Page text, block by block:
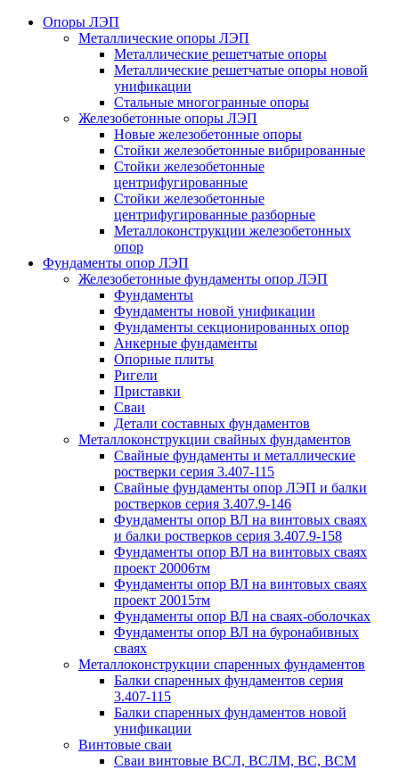
Опоры ЛЭП
Металлические опоры ЛЭП
Металлические решетчатые опоры
Металлические решетчатые опоры новой
унификации
Стальные многогранные опоры
Железобетонные опоры ЛЭП
Новые железобетонные опоры
Стойки железобетонные вибрированные
Стойки железобетонные
центрифугированные
Стойки железобетонные
центрифугированные разборные
Металлоконструкции железобетонных
опор
Фундаменты опор ЛЭП
Железобетонные фундаменты опор ЛЭП
Фундаменты
Фундаменты новой унификации
Фундаменты секционированных опор
Анкерные фундаменты
Опорные плиты
Ригели
Приставки
Сваи
Детали составных фундаментов
Металлоконструкции свайных фундаментов
Свайные фундаменты и металлические
ростверки серия 3.407-115
Свайные фундаменты опор ЛЭП и балки
ростверков серия 3.407.9-146
Фундаменты опор ВЛ на винтовых сваях
и балки ростверков серия 3.407.9-158
Фундаменты опор ВЛ на винтовых сваях
проект 20006тм
Фундаменты опор ВЛ на винтовых сваях
проект 20015тм
Фундаменты опор ВЛ на сваях-оболочках
Фундаменты опор ВЛ на буронабивных
сваях
Металлоконструкции спаренных фундаментов
Балки спаренных фундаментов серия
3.407-115
Балки спаренных фундаментов новой
унификации
Винтовые сваи
Сваи винтовые ВСЛ, ВСЛМ, ВС, ВСМ